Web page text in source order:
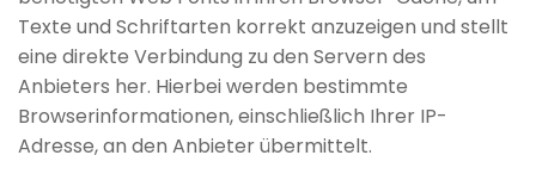
Texte und Schriftarten korrekt anzuzeigen und stellt
eine direkte Verbindung zu den Servern des
Anbieters her. Hierbei werden bestimmte
Browserinformationen, einschließlich Ihrer IP-
Adresse, an den Anbieter übermittelt.